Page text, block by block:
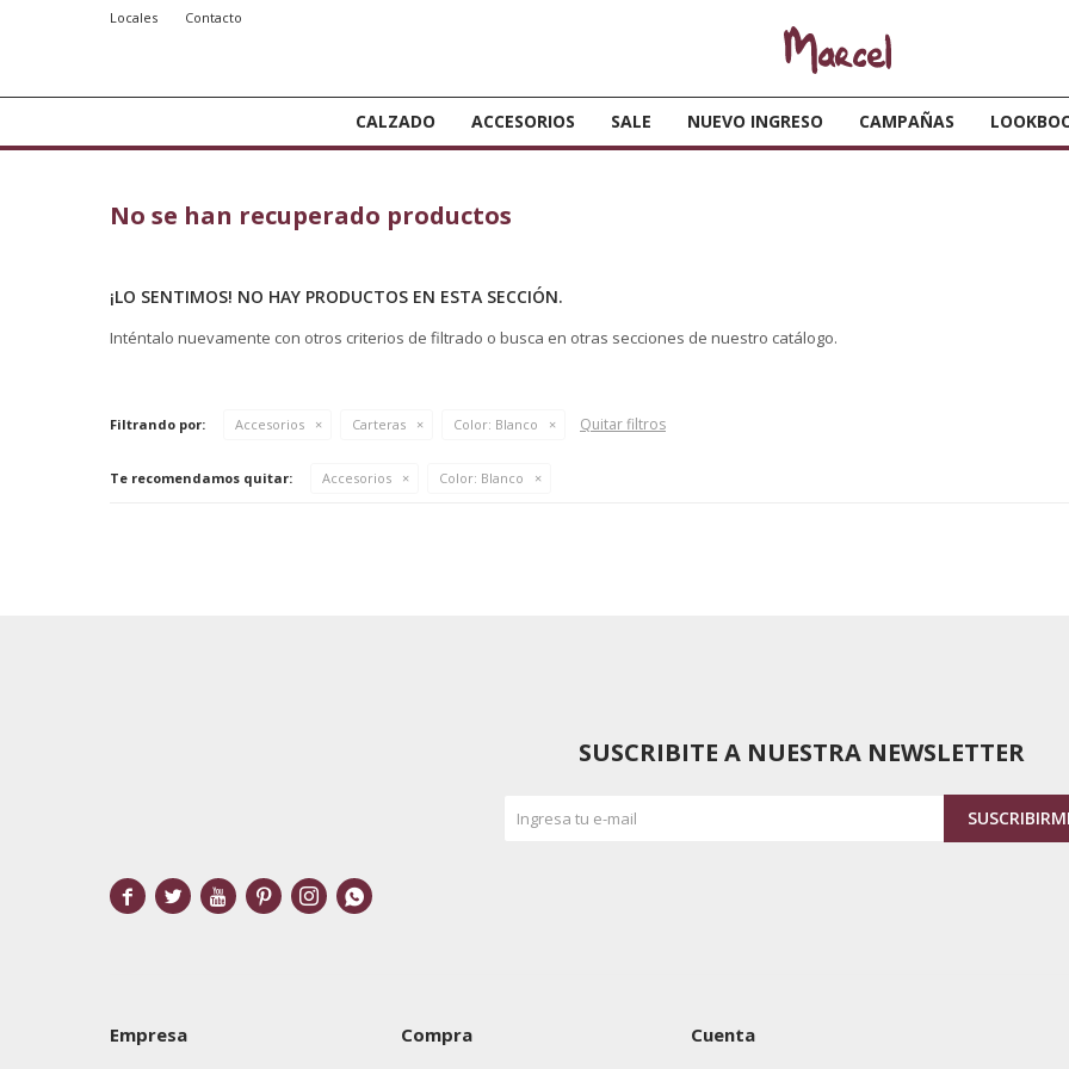
CALZADO ACCESORIOS SALE NUEVO INGRESO CAMPAÑAS
Locales Contacto
No se han recuperado productos
¡LO SENTIMOS! NO HAY PRODUCTOS EN ESTA SECCIÓN.
Inténtalo nuevamente con otros criterios de filtrado o busca en otras secciones de nuestro catálogo.
Filtrando por: Accesorios Carteras Color: Blanco Quitar filtros
Te recomendamos quitar: Accesorios Color: Blanco
Empresa Compra Cuenta
SUSCRIBITE A NUESTRA NEWSLETTER
     